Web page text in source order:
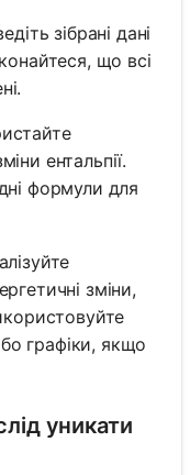
зібрані дані
що всі
ентальпії.
формули для
зміни,
графіки, якщо
уникати